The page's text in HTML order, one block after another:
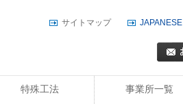
サイトマップ JAPANESE
特殊工法 事業所一覧